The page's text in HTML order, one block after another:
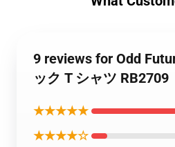
9 reviews for Odd
ック T シャツ RB2709
★★★★★
★★★★☆